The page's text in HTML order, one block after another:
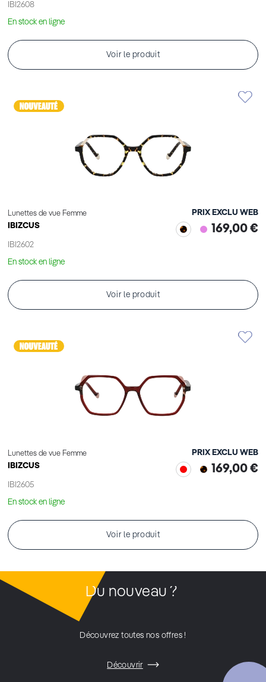
IBI2608
En stock en ligne
Voir le produit
Lunettes de vue Femme
IBIZCUS
IBI2602
PRIX EXCLU WEB
169,00 €
En stock en ligne
Voir le produit
Lunettes de vue Femme
IBIZCUS
IBI2605
PRIX EXCLU WEB
169,00 €
En stock en ligne
Voir le produit
Du nouveau ?
Découvrez toutes nos offres !
Découvrir